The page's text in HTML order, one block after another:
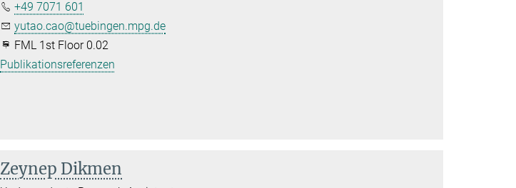
+49 7071 601
yutao.cao@tuebingen.mpg.de
FML 1st Floor 0.02
Publikationsreferenzen
Zeynep Dikmen